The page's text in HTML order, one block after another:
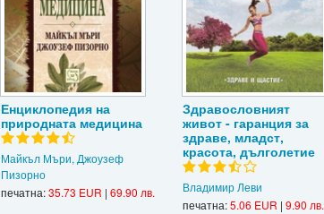
Енциклопедия на
природната медицина
Майкъл Мъри, Джоузеф
Пизорно
печатна:35.73 EUR | 69.90 лв.
Здравословният
живот - гаранция за
здраве, младст,
красота, дълголетие
Владимир Леви
печатна:5.06 EUR |9.90 лв.